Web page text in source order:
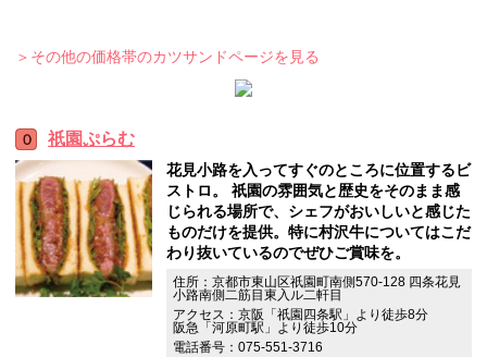
＞その他の価格帯のカツサンドページを見る
祇園ぷらむ
花見小路を入ってすぐのところに位置するビ
ストロ。 祇園の雰囲気と歴史をそのまま感
じられる場所で、シェフがおいしいと感じた
ものだけを提供。特に村沢牛についてはこだ
わり抜いているのでぜひご賞味を。
住所：京都市東山区祇園町南側570-128 四条花見
小路南側二筋目東入ル二軒目
アクセス：京阪「祇園四条駅」より徒歩8分
阪急「河原町駅」より徒歩10分
電話番号：075-551-3716